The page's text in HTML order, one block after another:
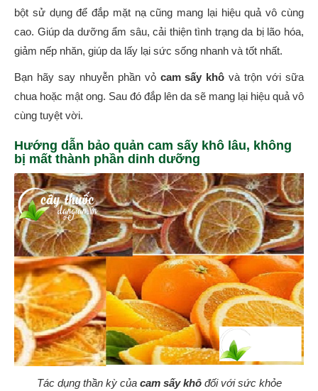
bột sử dụng để đắp mặt nạ cũng mang lại hiệu quả vô cùng
cao. Giúp da dưỡng ẩm sâu, cải thiện tình trạng da bị lão hóa,
giảm nếp nhăn, giúp da lấy lại sức sống nhanh và tốt nhất.
Bạn hãy say nhuyễn phần vỏ cam sấy khô và trộn với sữa
chua hoặc mật ong. Sau đó đắp lên da sẽ mang lại hiệu quả vô
cùng tuyệt vời.
Hướng dẫn bảo quản cam sấy khô lâu, không
bị mất thành phần dinh dưỡng
Tác dụng thần kỳ của cam sấy khôđối với sức khỏe